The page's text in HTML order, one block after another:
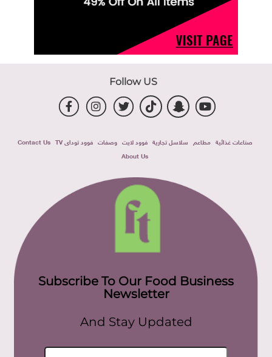
Follow US
صناعات غذائية مطاعم سلاسل تجارية فوود لايت وصفات فوود توداى TV
Contact Us
About Us
Subscribe To Our Food Business
Newsletter
And Stay Updated